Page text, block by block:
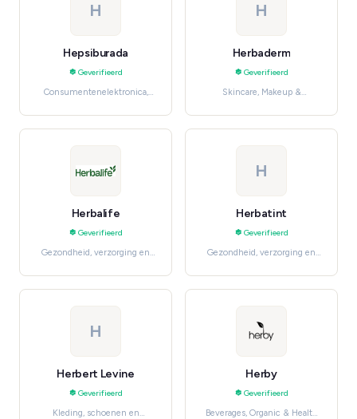
H
Hepsiburada
Geverifieerd
Consumentenelektronica,
accessoires
H
Herbaderm
Geverifieerd
Skincare, Makeup &
Herbalife
Geverifieerd
Gezondheid, verzorging en
H
Herbatint
Geverifieerd
Gezondheid, verzorging en
H
Herbert Levine
Geverifieerd
Kleding, schoenen en
Herby
Geverifieerd
Beverages, Organic & Health